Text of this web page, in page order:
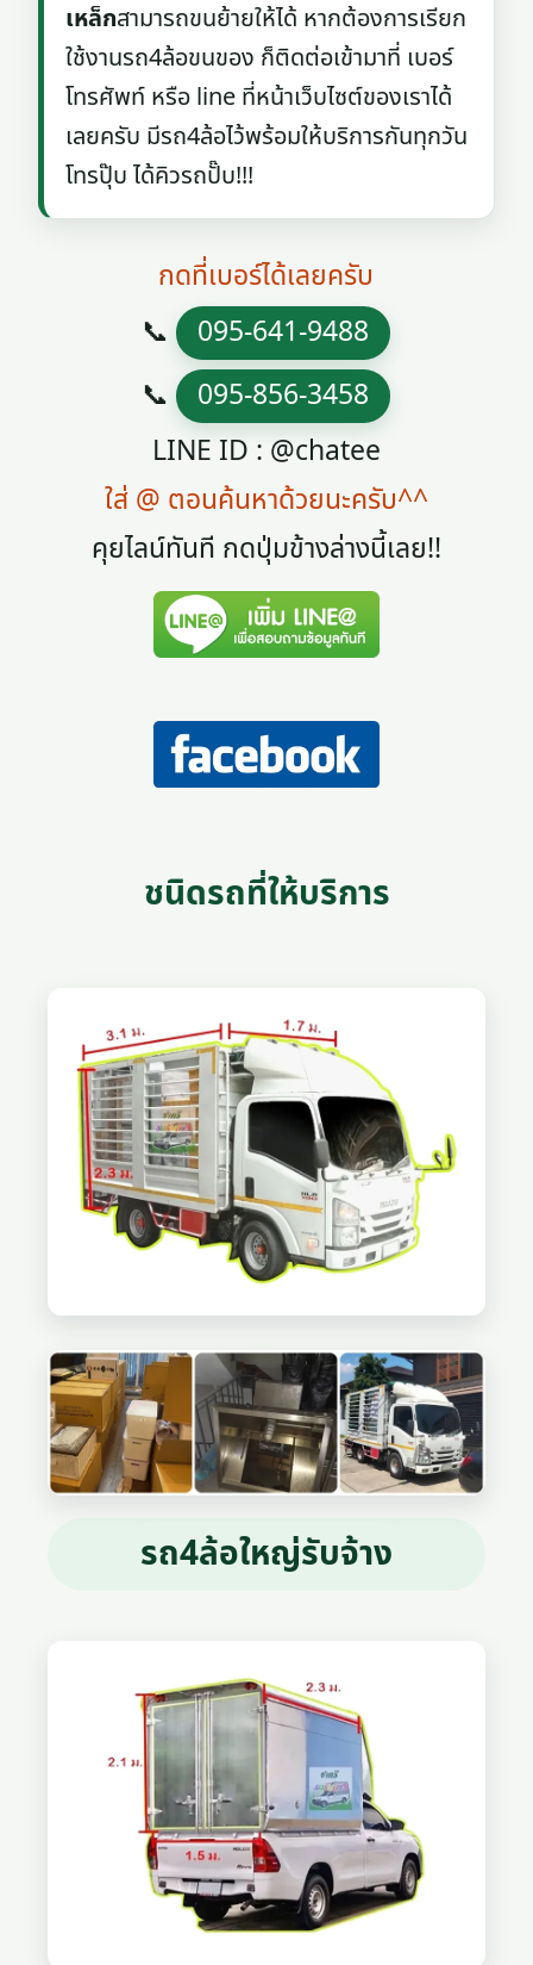
เหล็กสามารถขนย้ายให้ได้ หากต้องการเรียก
ใช้งานรถ4ล้อขนของ ก็ติดต่อเข้ามาที่ เบอร์
โทรศัพท์ หรือ line ที่หน้าเว็บไซต์ของเราได้
เลยครับ มีรถ4ล้อไว้พร้อมให้บริการกันทุกวัน
โทรปุ๊บ ได้คิวรถปั๊บ!!!
กดที่เบอร์ได้เลยครับ
📞 095-641-9488
📞 095-856-3458
LINE ID : @chatee
ใส่ @ ตอนค้นหาด้วยนะครับ^^
คุยไลน์ทันที กดปุ่มข้างล่างนี้เลย!!
ชนิดรถที่ให้บริการ
รถ4ล้อใหญ่รับจ้าง